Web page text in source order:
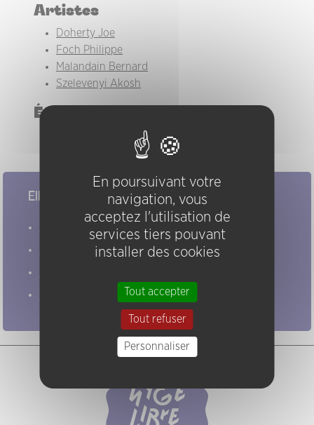
Artistes
Doherty Joe
Foch Philippe
Malandain Bernard
Szelevenyi Akosh
Événements
(11/12/1998)
Elles/ils ont joué chez nous
En poursuivant votre
navigation, vous
acceptez l'utilisation de
services tiers pouvant
installer des cookies
Tout accepter
Tout refuser
Personnaliser